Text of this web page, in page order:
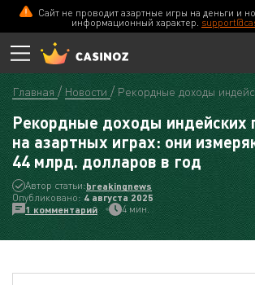
Сайт не проводит азартные игры на деньги и
информационный характер.
Главная Новости Рекордные доходы
Рекордные доходы
на азартных играх: они
44 млрд. долларов в год
Автор статьи:breakingnews
Опубликовано: 4 августа 2025
1 комментарий
4 мин.